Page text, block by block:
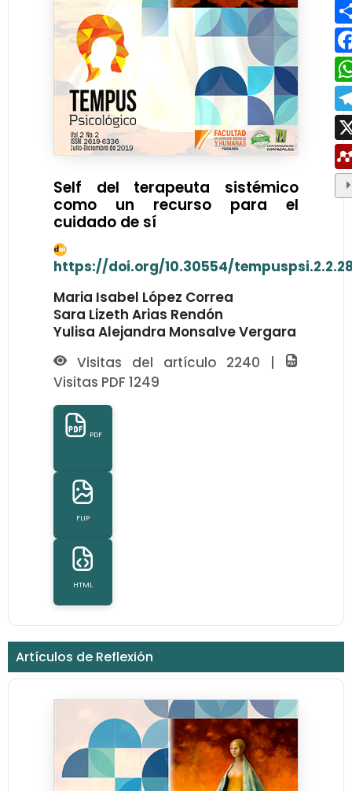
Self del terapeuta sistémico
como un recurso para el
cuidado de sí
https://doi.org/10.30554/
Maria Isabel López Correa
Sara Lizeth Arias Rendón
Yulisa Alejandra Monsalve Vergara
Visitas del artículo 2240 |
Visitas PDF 1249
PDF
FLIP
HTML
Artículos de Reflexión